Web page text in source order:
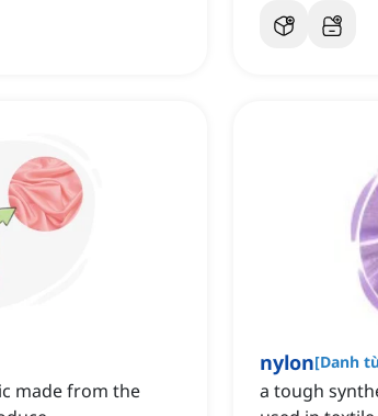
made from the
nylon[Danh
a tough